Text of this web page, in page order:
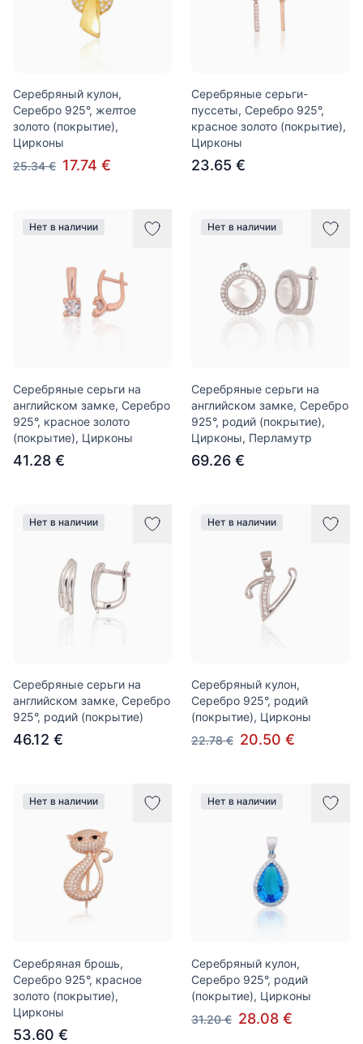
Серебряный кулон,
Серебро 925°, желтое
золото (покрытие),
Цирконы
25.34 € 17.74 €
Серебряные серьги-
пуссеты, Серебро 925°,
красное золото (покрытие),
Цирконы
23.65 €
Нет в наличии
Серебряные серьги на
английском замке, Серебро
925°, красное золото
(покрытие), Цирконы
41.28 €
Нет в наличии
Серебряные серьги на
английском замке, Серебро
925°, родий (покрытие),
Цирконы, Перламутр
69.26 €
Нет в наличии
Серебряные серьги на
английском замке, Серебро
925°, родий (покрытие)
46.12 €
Нет в наличии
Серебряный кулон,
Серебро 925°, родий
(покрытие), Цирконы
22.78 € 20.50 €
Нет в наличии
Серебряная брошь,
Серебро 925°, красное
золото (покрытие),
Цирконы
53.60 €
Нет в наличии
Серебряный кулон,
Серебро 925°, родий
(покрытие), Цирконы
31.20 € 28.08 €